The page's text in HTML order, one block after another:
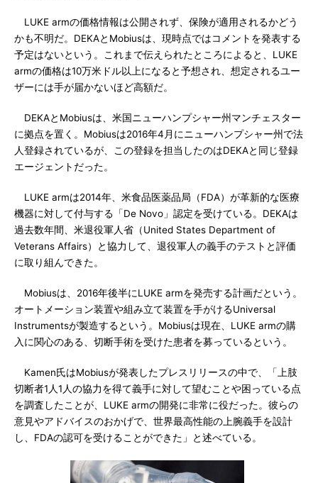
LUKE armの価格情報は公開されず、保険が適用されるかどう
かも不明だ。DEKAとMobiusは、現時点ではコメントを発表する
予定はないという。これまで伝えられたところによると、LUKE
armの価格は10万米ドル以上になると予想され、想定されるユー
ザーには手が届かないほど高額だ。
DEKAとMobiusは、米国ニューハンプシャー州マンチェスター
に拠点を置く。Mobiusは2016年4月にニューハンプシャー州で法
人登録されているが、この登録を担当したのはDEKAと同じ登録
エージェントだった。
LUKE armは2014年、米食品医薬品局（FDA）が革新的な医療
機器に対して付与する「De Novo」認定を受けている。DEKAは
過去数年間、米退役軍人省（United States Department of
Veterans Affairs）と協力して、退役軍人の義手のテストと評価
に取り組んできた。
Mobiusは、2016年後半にLUKE armを発売する計画だという。
オートメーション装置や組み立て装置を手がけるUniversal
Instrumentsが製造するという。Mobiusは現在、LUKE armの購
入に関心のある、切断手術を受けた患者を募っているという。
Kamen氏はMobiusが発表したプレスリリースの中で、「上肢
切断者1人1人の協力を得て義手に対して望むことや困っている点
を調査したことが、LUKE armの開発に非常に役だった。彼らの
意見やアドバイスのおかげで、世界最高性能の上腕義手を設計
し、FDAの認可を受けることができた」と述べている。